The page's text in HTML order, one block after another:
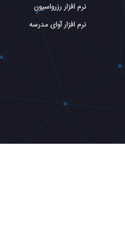
نرم افزار رزرواسیون
نرم افزار آوای مدرسه